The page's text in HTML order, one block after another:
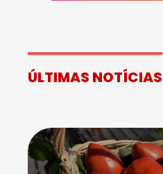
ÚLTIMAS NOTÍCIAS